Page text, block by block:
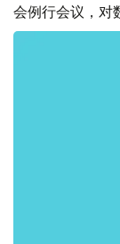
会例行会议，对